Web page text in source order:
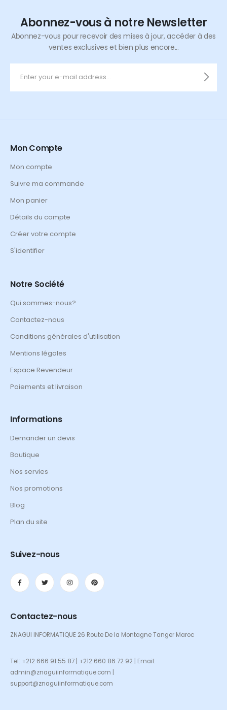
Abonnez-vous à notre Newsletter
Abonnez-vous pour recevoir des mises à jour, accéder à des
ventes exclusives et bien plus encore...
Mon Compte
Mon compte
Suivre ma commande
Mon panier
Détails du compte
Créer votre compte
S'identifier
Notre Société
Qui sommes-nous?
Contactez-nous
Conditions générales d'utilisation
Mentions légales
Espace Revendeur
Paiements et livraison
Informations
Demander un devis
Boutique
Nos servies
Nos promotions
Blog
Plan du site
Suivez-nous
Contactez-nous
ZNAGUI INFORMATIQUE 26 Route De la Montagne Tanger Maroc
Tel: +212 666 91 55 87 | +212 660 86 72 92 | Email:
admin@znaguiinformatique.com |
support@znaguiinformatique.com